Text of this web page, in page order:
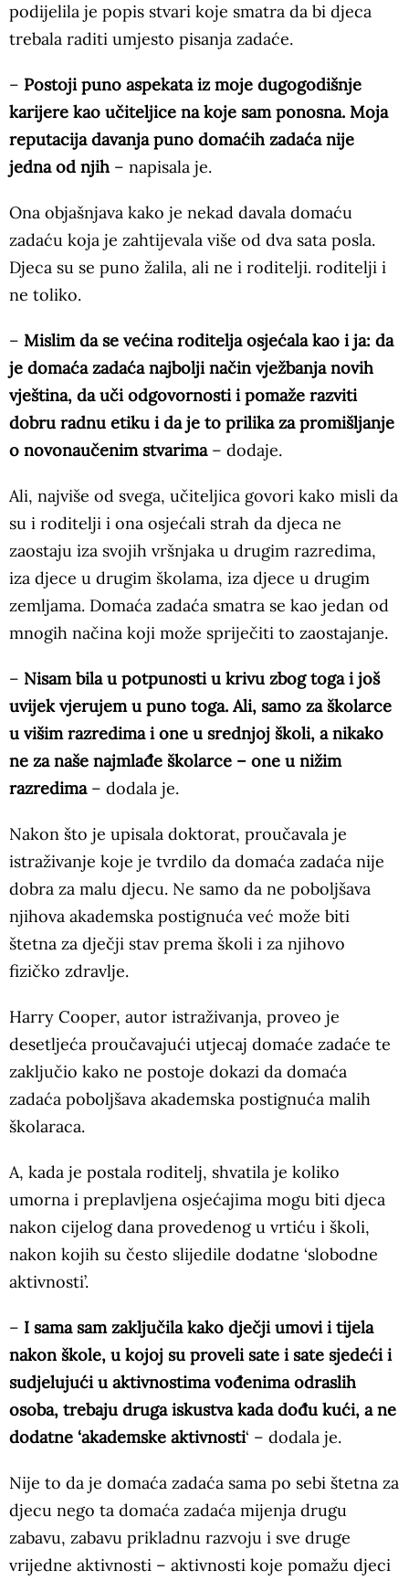
podijelila je popis stvari koje smatra da bi djeca
trebala raditi umjesto pisanja zadaće.
– Postoji puno aspekata iz moje dugogodišnje
karijere kao učiteljice na koje sam ponosna. Moja
reputacija davanja puno domaćih zadaća nije
jedna od njih – napisala je.
Ona objašnjava kako je nekad davala domaću
zadaću koja je zahtijevala više od dva sata posla.
Djeca su se puno žalila, ali ne i roditelji. roditelji i
ne toliko.
– Mislim da se većina roditelja osjećala kao i ja: da
je domaća zadaća najbolji način vježbanja novih
vještina, da uči odgovornosti i pomaže razviti
dobru radnu etiku i da je to prilika za promišljanje
o novonaučenim stvarima– dodaje.
Ali, najviše od svega, učiteljica govori kako misli da
su i roditelji i ona osjećali strah da djeca ne
zaostaju iza svojih vršnjaka u drugim razredima,
iza djece u drugim školama, iza djece u drugim
zemljama. Domaća zadaća smatra se kao jedan od
mnogih načina koji može spriječiti to zaostajanje.
– Nisam bila u potpunosti u krivu zbog toga i još
uvijek vjerujem u puno toga. Ali, samo za školarce
u višim razredima i one u srednjoj školi, a nikako
ne za naše najmlađe školarce – one u nižim
razredima– dodala je.
Nakon što je upisala doktorat, proučavala je
istraživanje koje je tvrdilo da domaća zadaća nije
dobra za malu djecu. Ne samo da ne poboljšava
njihova akademska postignuća već može biti
štetna za dječji stav prema školi i za njihovo
fizičko zdravlje.
Harry Cooper, autor istraživanja, proveo je
desetljeća proučavajući utjecaj domaće zadaće te
zaključio kako ne postoje dokazi da domaća
zadaća poboljšava akademska postignuća malih
školaraca.
A, kada je postala roditelj, shvatila je koliko
umorna i preplavljena osjećajima mogu biti djeca
nakon cijelog dana provedenog u vrtiću i školi,
nakon kojih su često slijedile dodatne ‘slobodne
aktivnosti’.
– I sama sam zaključila kako dječji umovi i tijela
nakon škole, u kojoj su proveli sate i sate sjedeći i
sudjelujući u aktivnostima vođenima odraslih
osoba, trebaju druga iskustva kada dođu kući, a ne
dodatne ‘akademske aktivnosti‘ – dodala je.
Nije to da je domaća zadaća sama po sebi štetna za
djecu nego ta domaća zadaća mijenja drugu
zabavu, zabavu prikladnu razvoju i sve druge
vrijedne aktivnosti – aktivnosti koje pomažu djeci